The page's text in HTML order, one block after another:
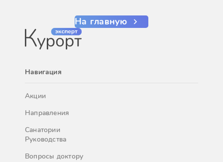
На главную
Навигация
Акции
Направления
Санатории
Руководства
Вопросы доктору